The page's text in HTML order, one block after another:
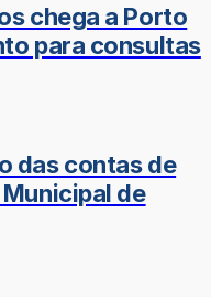
chega a Porto
para consultas
das contas de
de